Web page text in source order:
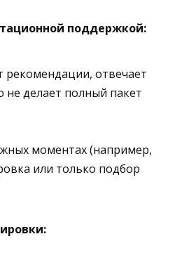
поддержкой:
рекомендации, отвечает
не делает полный пакет
моментах (например,
или только подбор